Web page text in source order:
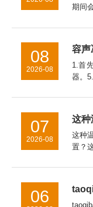
期间
介绍
热每
1.首
器。
慢,都
缓慢
08
2026-08
这种
这种
置？
怎么
07
2026-08
06